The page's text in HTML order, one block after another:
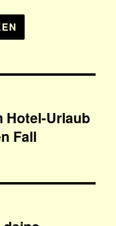
Hotel-Urlaub
Fall